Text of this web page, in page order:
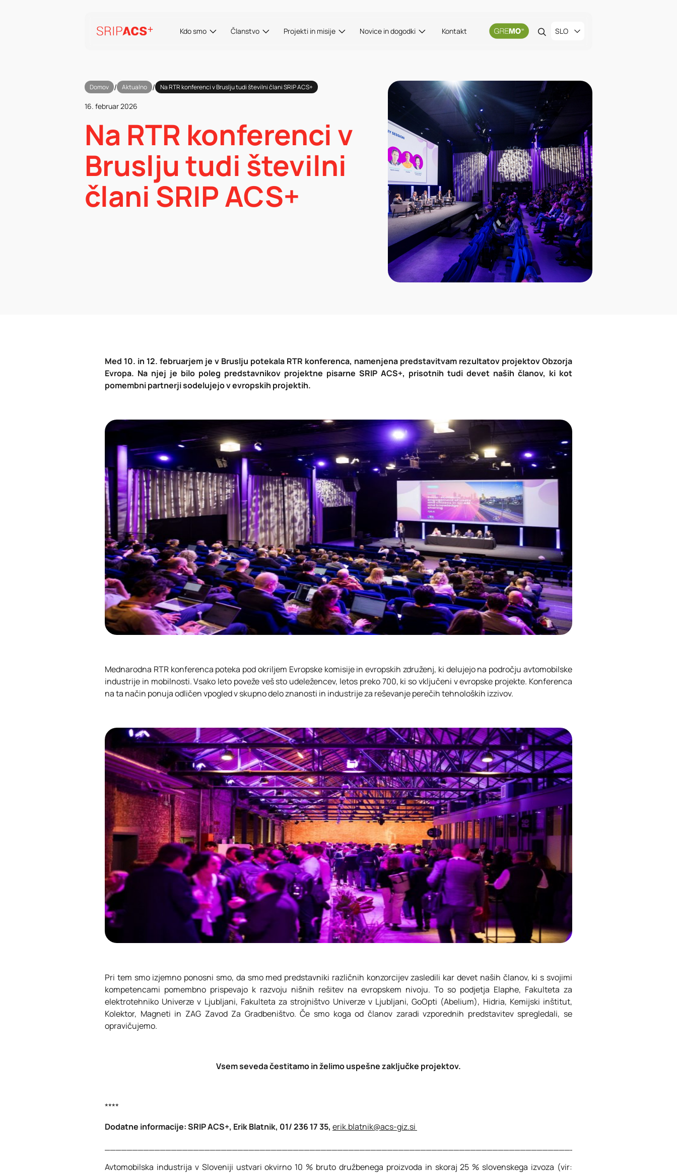
Kdo smo Članstvo Projekti in misije Novice in dogodki Kontakt SLO
Domov / Aktualno / Na RTR konferenci v Bruslju tudi številni člani SRIP ACS+
16. februar 2026
Na RTR konferenci v
Bruslju tudi številni
člani SRIP ACS+
Med 10. in 12. februarjem je v Bruslju potekala RTR konferenca, namenjena predstavitvam rezultatov projektov Obzorja
Evropa. Na njej je bilo poleg predstavnikov projektne pisarne SRIP ACS+, prisotnih tudi devet naših članov, ki kot
pomembni partnerji sodelujejo v evropskih projektih.
Mednarodna RTR konferenca poteka pod okriljem Evropske komisije in evropskih združenj, ki delujejo na področju avtomobilske
industrije in mobilnosti. Vsako leto poveže veš sto udeležencev, letos preko 700, ki so vključeni v evropske projekte. Konferenca
na ta način ponuja odličen vpogled v skupno delo znanosti in industrije za reševanje perečih tehnoloških izzivov.
Pri tem smo izjemno ponosni smo, da smo med predstavniki različnih konzorcijev zasledili kar devet naših članov, ki s svojimi
kompetencami pomembno prispevajo k razvoju nišnih rešitev na evropskem nivoju. To so podjetja Elaphe, Fakulteta za
elektrotehniko Univerze v Ljubljani, Fakulteta za strojništvo Univerze v Ljubljani, GoOpti (Abelium), Hidria, Kemijski inštitut,
Kolektor, Magneti in ZAG Zavod Za Gradbeništvo. Če smo koga od članov zaradi vzporednih predstavitev spregledali, se
opravičujemo.
Vsem seveda čestitamo in želimo uspešne zaključke projektov.
****
Dodatne informacije: SRIP ACS+, Erik Blatnik, 01/ 236 17 35, erik.blatnik@acs-giz.si
Avtomobilska industrija v Sloveniji ustvari okvirno 10 % bruto družbenega proizvoda in skoraj 25 % slovenskega izvoza (vir: